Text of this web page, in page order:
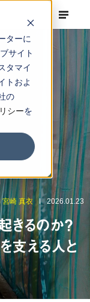
ターに
サイト
タマイ
トおよ
の
シーを
宮崎 真衣 2026.01.23
きるのか？
支える人と